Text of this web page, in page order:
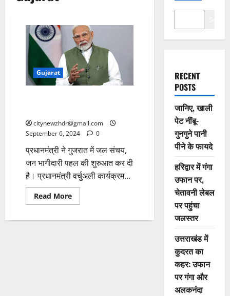
Gujarat
citynewzhdr@gmail.com
September 6, 2024
0
प्रधानमंत्री ने गुजरात में जल संचय,
जन भागीदारी पहल की शुरुआत कर दी
है। प्रधानमंत्री वर्चुअली कार्यक्रम...
Read MoreRead
more
ने
RECENT
POSTS
जानिए, खाली
पेट नींबू-
गुनगुने पानी
पीने के फायदे
हरिद्वार में गंगा
उफान पर,
चेतावनी लेबल
पर पहुंचा
जलस्तर
उत्तराखंड में
कुदरत का
कहर: उफान
पर गंगा और
अलकनंदा